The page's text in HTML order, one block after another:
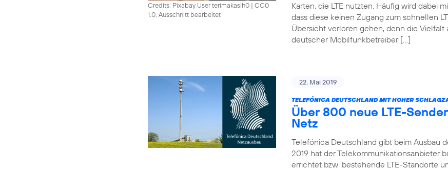
Credits: Pixabay User terimakasih0 | CC0
1.0, Ausschnitt bearbeitet
Karten, die LTE nutzten. Häufig wird dabei
dass diese keinen Zugang zum schnellen
Übersicht verloren gehen, denn die Vielfalt
deutscher Mobilfunkbetreiber […]
22. Mai 2019
TELEFÓNICA DEUTSCHLAND MIT HOHER
Über 800 neue LTE-
Netz
Telefónica Deutschland gibt beim Ausbau
2019 hat der Telekommunikationsanbieter
errichtet bzw. bestehende LTE-Standorte